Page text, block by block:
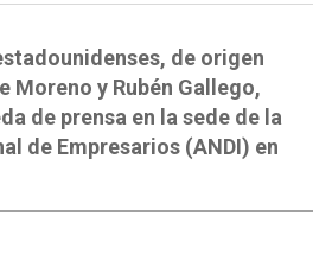
de origen
Moreno y Rubén Gallego,
de prensa en la sede de la
de Empresarios (ANDI) en